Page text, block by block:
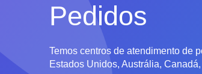
Pedidos
Temos centros de atendimento de
Estados Unidos, Austrália, Canadá,